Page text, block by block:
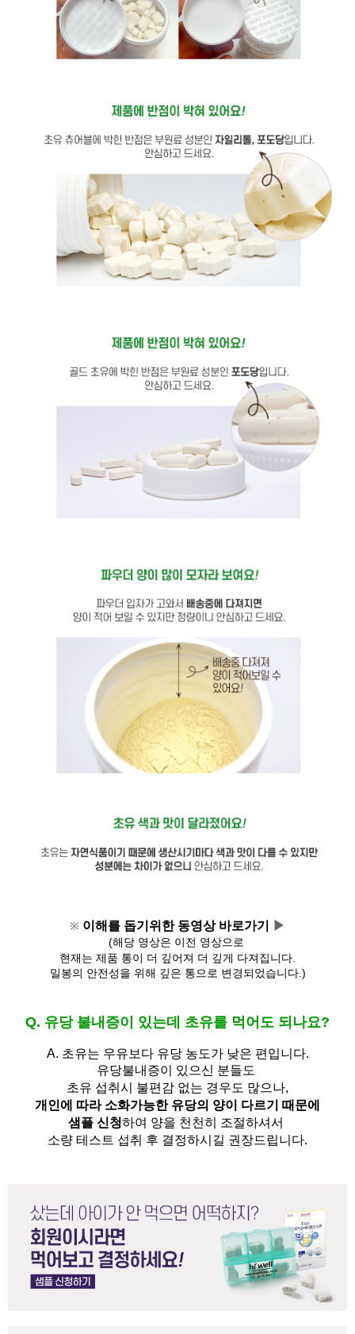
※ 이해를 돕기위한 동영상 바로가기 ▶
(해당 영상은 이전 영상으로
현재는 제품 통이 더 깊어져 더 깊게 다져집니다.
밀봉의 안전성을 위해 깊은 통으로 변경되었습니다.)
Q. 유당 불내증이 있는데 초유를 먹어도 되나요?
A. 초유는 우유보다 유당 농도가 낮은 편입니다.
유당불내증이 있으신 분들도
초유 섭취시 불편감 없는 경우도 많으나,
개인에 따라 소화가능한 유당의 양이 다르기 때문에
샘플 신청하여 양을 천천히 조절하셔서
소량 테스트 섭취 후 결정하시길 권장드립니다.